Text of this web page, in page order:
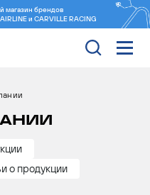
брендов
и CARVILLE RACING
о продукции